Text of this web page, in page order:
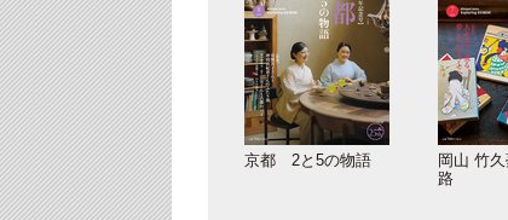
京都 2と5の物語
岡山 竹
路